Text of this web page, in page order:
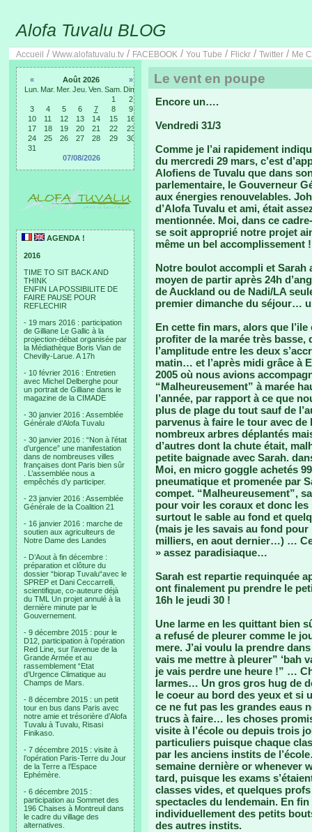
Alofa Tuvalu BLOG
Accueil / Www.alofatuvalu.tv / FACEBOOK / You Tube / Flickr / Twitter / Me
« Août 2026
»
Lun. Mar. Mer. Jeu. Ven. Sam. Dim.
1
2
3
4 5 6 7 8
9
10
11 12 13 14 15
16
17
18 19 20 21 22
23
24
25 26 27 28 29
30
31
07/08/2026
AGENDA !
2016
TIME TO SIT BACK AND
THINK
ENFIN LA POSSIBILITE DE
FAIRE PAUSE POUR
REFLECHIR
- 19 mars 2016 : participation
de Gilliane Le Gallic à la
projection-débat organisée par
la Médiathèque Boris Vian de
Chevilly-Larue. A 17h
- 10 février 2016 : Entretien
avec Michel Delberghe pour
un portrait de Gilliane dans le
magazine de la CIMADE
- 30 janvier 2016 : Assemblée
Générale d’Alofa Tuvalu
- 30 janvier 2016 : “Non à l’état
d’urgence” une manifestation
dans de nombreuses villes
françaises dont Paris bien sûr
. L’assemblée nous a
empêchés d’y participer.
- 23 janvier 2016 : Assemblée
Générale de la Coalition 21
- 16 janvier 2016 : marche de
soutien aux agriculteurs de
Notre Dame des Landes
- D’Aout à fin décembre :
préparation et clôture du
dossier “biorap Tuvalu“avec le
SPREP et Dani Ceccarrelli,
scientifique, co-auteure déjà
du TML Un projet annulé à la
dernière minute par le
Gouvernement.
- 9 décembre 2015 : pour le
D12, participation à l’opération
Red Line, sur l’avenue de la
Grande Armée et au
rassemblement “Etat
d’Urgence Climatique au
Champs de Mars.
- 8 décembre 2015 : un petit
tour en bus dans Paris avec
notre amie et trésorière d’Alofa
Tuvalu à Tuvalu, Risasi
Finikaso.
- 7 décembre 2015 : visite à
l’opération Paris-Terre du Jour
de la Terre a l’Espace
Ephémère.
- 6 décembre 2015 :
participation au Sommet des
196 Chaises à Montreuil dans
le cadre du village des
alternatives.
Le vent en poupe
Encore un….
Vendredi 31/3
Comme je l’ai rapidement
du mercredi 29 mars, c’est
Alofiens de Tuvalu que dans
parlementaire, le Gouverneur
aux énergies renouvelables.
d’Alofa Tuvalu et ami, était
mentionnée. Moi, dans ce
se soit approprié notre projet
même un bel accomplissement !
Notre boulot accompli et Sarah
moyen de partir après 24h
de Auckland ou de Nadi/LA
premier dimanche du séjour…
En cette fin mars, alors que
profiter de la marée très basse,
l’amplitude entre les deux
matin… et l’après midi grâce à
2005 où nous avions
“Malheureusement” à marée
l’année, par rapport à ce que
plus de plage du tout sauf de
parvenus à faire le tour avec de
nombreux arbres déplantés
d’autres dont la chute était,
petite baignade avec Sarah.
Moi, en micro goggle achetés
pneumatique et promenée par
compet. “Malheureusement”,
pour voir les coraux et donc
surtout le sable au fond et
(mais je les savais au fond
milliers, en aout dernier…) …
» assez paradisiaque…
Sarah est repartie requinquée
ont finalement pu prendre le
16h le jeudi 30 !
Une larme en les quittant bien
a refusé de pleurer comme le
mere. J’ai voulu la prendre
vais me mettre à pleurer” ‘bah
je vais perdre une heure !” …
larmes… Un gros gros hug de
le coeur au bord des yeux et si
ce ne fut pas les grandes eaus
trucs à faire… les choses
visite à l’école ou depuis trois
particuliers puisque chaque
par les anciens instits de
semaine dernière or whenever
tard, puisque les exams
classes vides, et quelques
spectacles du lendemain. En
individuellement des petits
des autres instits.